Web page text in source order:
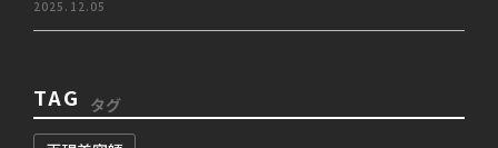
2025.12.05
TAG タグ